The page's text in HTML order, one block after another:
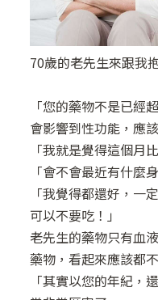
​70歲的老先生來跟我
「您的藥物不是已經
會影響到性功能，應
「我就是覺得這個月
「會不會最近有什麼
「我覺得都還好，一
可以不要吃！」
老先生的藥物只有血
藥物，看起來應該都
「其實以您的年紀，